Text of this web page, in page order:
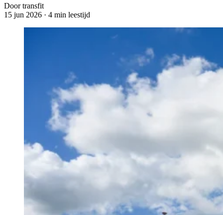
Door transfit
15 jun 2026 · 4 min leestijd